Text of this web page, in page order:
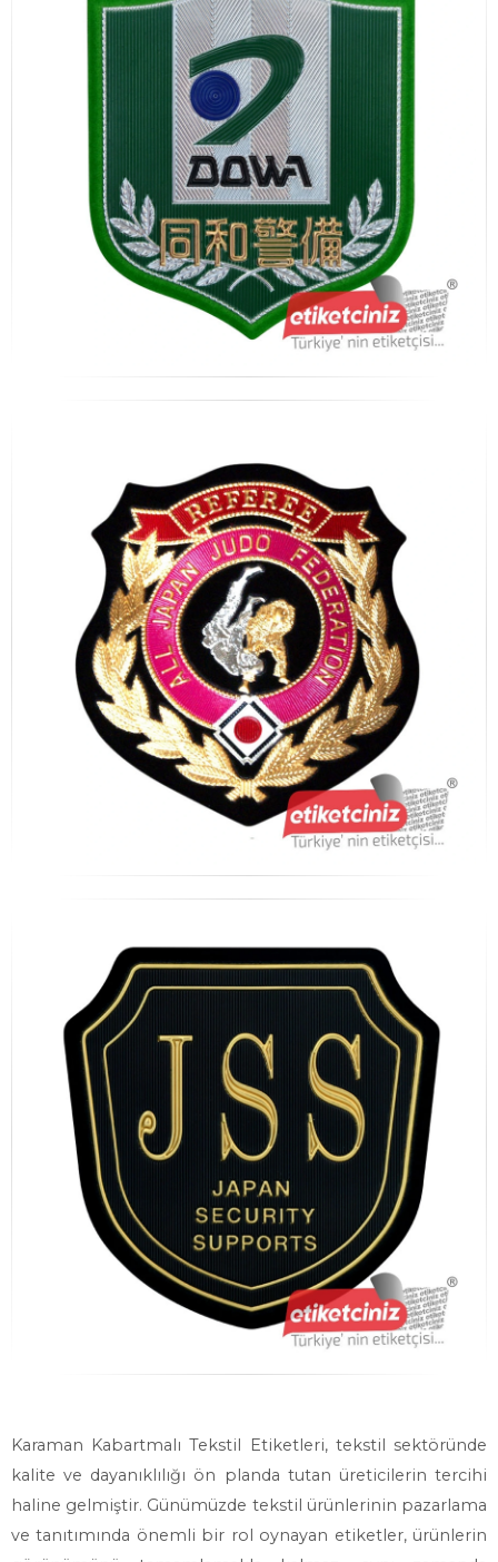
Karaman Kabartmalı Tekstil Etiketleri, tekstil sektöründe
kalite ve dayanıklılığı ön planda tutan üreticilerin tercihi
haline gelmiştir. Günümüzde tekstil ürünlerinin pazarlama
ve tanıtımında önemli bir rol oynayan etiketler, ürünlerin